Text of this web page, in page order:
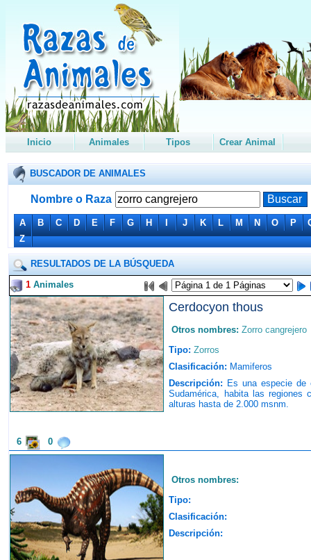
Inicio Animales Tipos Crear Animal
BUSCADOR DE ANIMALES
Nombre o Raza
A B C D E F G H I J K L M N O P
Z
RESULTADOS DE LA BÚSQUEDA
1 Animales
Cerdocyon thous
Otros nombres: Zorro cangrejero
Tipo: Zorros
Clasificación: Mamiferos
Descripción: Es una especie
Sudamérica, habita las regiones
alturas hasta de 2.000 msnm.
6 0
Otros nombres:
Tipo:
Clasificación:
Descripción: